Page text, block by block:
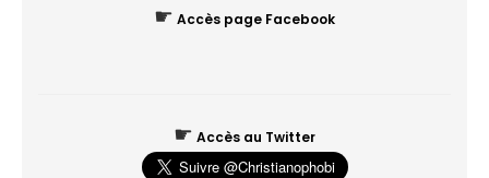
☛ Accès page Facebook
☛ Accès au Twitter